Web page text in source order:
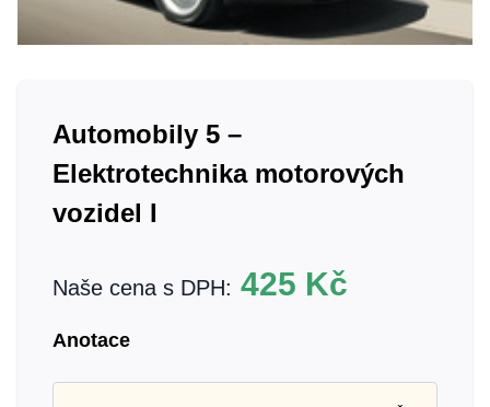
Automobily 5 –
Elektrotechnika motorových
vozidel I
Naše cena s DPH: 425 Kč
Anotace